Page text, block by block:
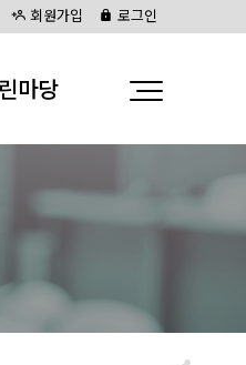
회원가입 로그인
마당